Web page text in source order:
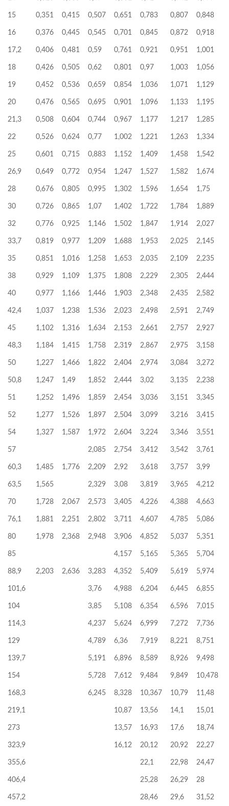
15 0,351 0,415 0,507 0,651 0,783 0,807 0,848
16 0,376 0,445 0,545 0,701 0,845 0,872 0,918
17,2 0,406 0,481 0,59 0,761 0,921 0,951 1,001
18 0,426 0,505 0,62 0,801 0,97 1,003 1,056
19 0,452 0,536 0,659 0,854 1,036 1,071 1,129
20 0,476 0,565 0,695 0,901 1,096 1,133 1,195
21,3 0,508 0,604 0,744 0,967 1,177 1,217 1,285
22 0,526 0,624 0,77 1,002 1,221 1,263 1,334
25 0,601 0,715 0,883 1,152 1,409 1,458 1,542
26,9 0,649 0,772 0,954 1,247 1,527 1,582 1,674
28 0,676 0,805 0,995 1,302 1,596 1,654 1,75
30 0,726 0,865 1,07 1,402 1,722 1,784 1,889
32 0,776 0,925 1,146 1,502 1,847 1,914 2,027
33,7 0,819 0,977 1,209 1,688 1,953 2,025 2,145
35 0,851 1,016 1,258 1,653 2,035 2,109 2,235
38 0,929 1,109 1,375 1,808 2,229 2,305 2,444
40 0,977 1,166 1,446 1,903 2,348 2,435 2,582
42,4 1,037 1,238 1,536 2,023 2,498 2,591 2,749
45 1,102 1,316 1,634 2,153 2,661 2,757 2,927
48,3 1,184 1,415 1,758 2,319 2,867 2,975 3,158
50 1,227 1,466 1,822 2,404 2,974 3,084 3,272
50,8 1,247 1,49 1,852 2,444 3,02 3,135 2,238
51 1,252 1,496 1,859 2,454 3,036 3,151 3,345
52 1,277 1,526 1,897 2,504 3,099 3,216 3,415
54 1,327 1,587 1,972 2,604 3,224 3,346 3,551
57 2,085 2,754 3,412 3,542 3,761
60,3 1,485 1,776 2,209 2,92 3,618 3,757 3,99
63,5 1,565 2,329 3,08 3,819 3,965 4,212
70 1,728 2,067 2,573 3,405 4,226 4,388 4,663
76,1 1,881 2,251 2,802 3,711 4,607 4,785 5,086
80 1,978 2,368 2,948 3,906 4,852 5,037 5,351
85 4,157 5,165 5,365 5,704
88,9 2,203 2,636 3,283 4,352 5,409 5,619 5,974
101,6 3,76 4,988 6,204 6,445 6,855
104 3,85 5,108 6,354 6,596 7,015
114,3 4,237 5,624 6,999 7,272 7,736
129 4,789 6,36 7,919 8,221 8,751
139,7 5,191 6,896 8,589 8,926 9,498
154 5,728 7,612 9,484 9,849 10,478
168,3 6,245 8,328 10,367 10,79 11,48
219,1 10,87 13,56 14,1 15,01
273 13,57 16,93 17,6 18,74
323,9 16,12 20,12 20,92 22,27
355,6 22,1 22,98 24,47
406,4 25,28 26,29 28
457,2 28,46 29,6 31,52